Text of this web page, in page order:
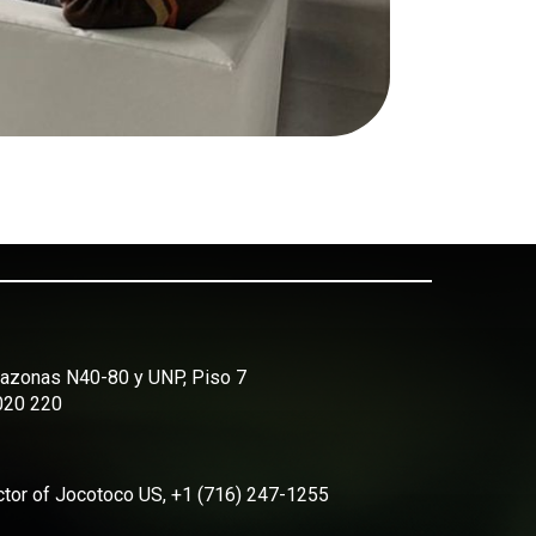
N40-80 y UNP, Piso 7
220
of Jocotoco US, +1 (716) 247-1255